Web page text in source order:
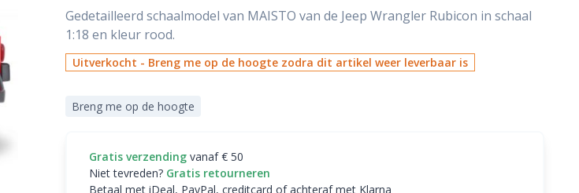
Gedetailleerd schaalmodel van MAISTO van de Jeep Wrangler Rubicon in schaal
1:18 en kleur rood.
Uitverkocht - Breng me op de hoogte zodra dit artikel weer leverbaar is
Breng me op de hoogte
Gratis verzending vanaf € 50
Niet tevreden? Gratis retourneren
Betaal met iDeal, PayPal, creditcard of achteraf met Klarna